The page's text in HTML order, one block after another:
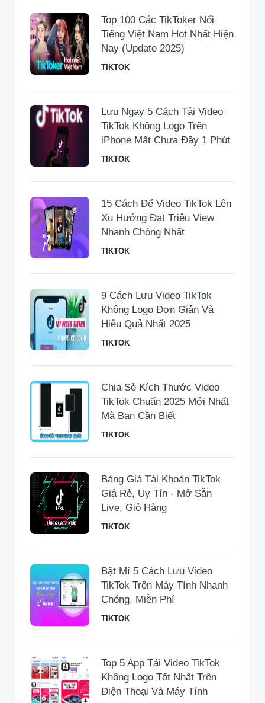
Top 100 Các TikToker Nổi
Tiếng Việt Nam Hot Nhất Hiện
Nay (Update 2025)
TIKTOK
Lưu Ngay 5 Cách Tải Video
TikTok Không Logo Trên
iPhone Mất Chưa Đầy 1 Phút
TIKTOK
15 Cách Để Video TikTok Lên
Xu Hướng Đạt Triệu View
Nhanh Chóng Nhất
TIKTOK
9 Cách Lưu Video TikTok
Không Logo Đơn Giản Và
Hiệu Quả Nhất 2025
TIKTOK
Chia Sẻ Kích Thước Video
TikTok Chuẩn 2025 Mới Nhất
Mà Bạn Cần Biết
TIKTOK
Bảng Giá Tài Khoản TikTok
Giá Rẻ, Uy Tín - Mở Sẵn
Live, Giỏ Hàng
TIKTOK
Bật Mí 5 Cách Lưu Video
TikTok Trên Máy Tính Nhanh
Chóng, Miễn Phí
TIKTOK
Top 5 App Tải Video TikTok
Không Logo Tốt Nhất Trên
Điện Thoại Và Máy Tính